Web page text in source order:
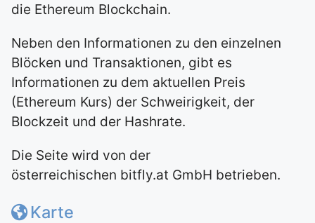
die Ethereum Blockchain.
Neben den Informationen zu den einzelnen
Blöcken und Transaktionen, gibt es
Informationen zu dem aktuellen Preis
(Ethereum Kurs) der Schweirigkeit, der
Blockzeit und der Hashrate.
Die Seite wird von der
österreichischen bitfly.at GmbH betrieben.
Karte